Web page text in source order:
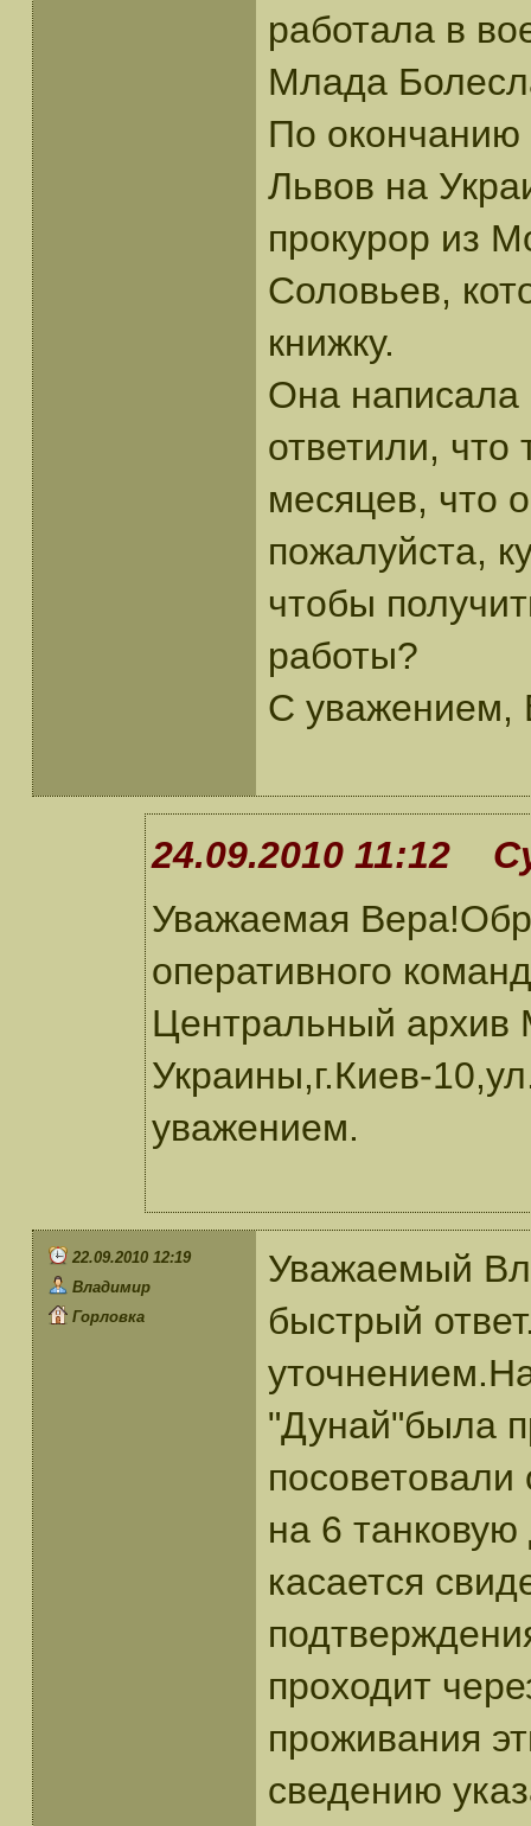
работала в
Млада
По окончанию
Львов на
прокурор из
Соловьев,
книжку.
Она написала
ответили, что
месяцев, что
пожалуйста,
чтобы
работы?
С уважением,
24.09.2010 11:12
Уважаемая
оперативного
Центральный
Украины,г.Киев-
уважением.
22.09.2010 12:19
Владимир
Горловка
Уважаемый
быстрый
"Дунай"была
на 6
касается
проходит
проживания
сведению